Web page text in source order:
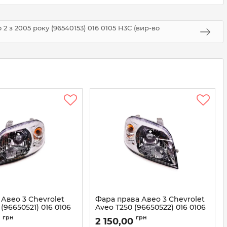
з 2005 року (96540153) 016 0105 H3C (вир-во
Авео 3 Chevrolet
016 0106
Tempest)
грн
Фара права Авео 3 Chevrolet
Aveo T250 (96650522) 016 0106
R3C (вир-во Tempest)
Артикул: 016 0106 R3C
2 150,00 грн